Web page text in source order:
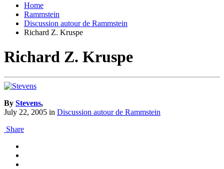
Home
Rammstein
Discussion autour de Rammstein
Richard Z. Kruspe
Richard Z. Kruspe
By Stevens,
July 22, 2005 in Discussion autour de Rammstein
Share